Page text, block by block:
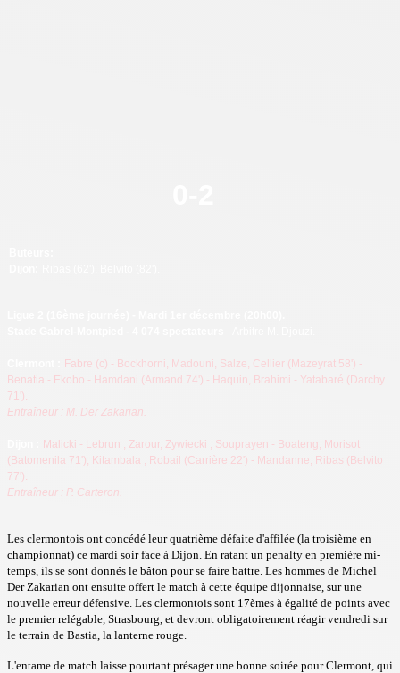
Fabre (c) - Bockhorni, Madouni, Salze, Cellier (Mazeyrat 58') -
Benatia - Ekobo - Hamdani (Armand 74') - Haquin, Brahimi - Yatabaré (Darchy
71').
Entraîneur : M. Der Zakarian.
Malicki - Lebrun , Zarour, Zywiecki , Souprayen - Boateng, Morisot
(Batomenila 71'), Kitambala , Robail (Carrière 22') - Mandanne, Ribas (Belvito
77').
Entraîneur : P. Carteron.
Les clermontois ont concédé leur quatrième défaite d'affilée (la troisième en
championnat) ce mardi soir face à Dijon. En ratant un penalty en première mi-
temps, ils se sont donnés le bâton pour se faire battre. Les hommes de Michel
Der Zakarian ont ensuite offert le match à cette équipe dijonnaise, sur une
nouvelle erreur défensive. Les clermontois sont 17èmes à égalité de points avec
le premier relégable, Strasbourg, et devront obligatoirement réagir vendredi sur
le terrain de Bastia, la lanterne rouge.
L'entame de match laisse pourtant présager une bonne soirée pour Clermont, qui